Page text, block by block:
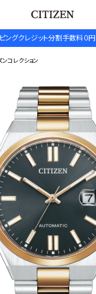
ングクレジット分割手数料０円
ンコレクション